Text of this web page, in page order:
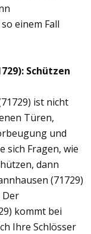
einem Fall
Schützen
ist nicht
Türen,
und
sich Fragen, wie
dann
(71729)
Der
kommt bei
Ihre Schlösser